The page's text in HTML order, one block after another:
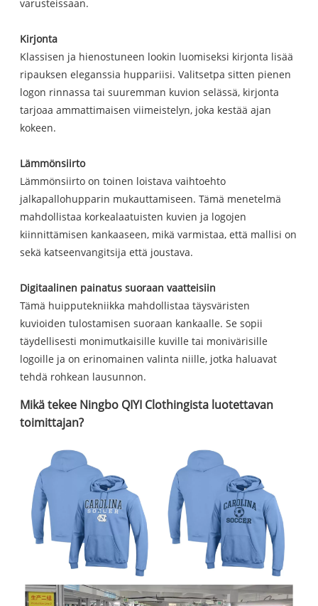
varusteissaan.
Kirjonta
Klassisen ja hienostuneen lookin luomiseksi kirjonta lisää
ripauksen eleganssia huppariisi. Valitsetpa sitten pienen
logon rinnassa tai suuremman kuvion selässä, kirjonta
tarjoaa ammattimaisen viimeistelyn, joka kestää ajan
kokeen.
Lämmönsiirto
Lämmönsiirto on toinen loistava vaihtoehto
jalkapallohupparin mukauttamiseen. Tämä menetelmä
mahdollistaa korkealaatuisten kuvien ja logojen
kiinnittämisen kankaaseen, mikä varmistaa, että mallisi on
sekä katseenvangitsija että joustava.
Digitaalinen painatus suoraan vaatteisiin
Tämä huipputekniikka mahdollistaa täysväristen
kuvioiden tulostamisen suoraan kankaalle. Se sopii
täydellisesti monimutkaisille kuville tai monivärisille
logoille ja on erinomainen valinta niille, jotka haluavat
tehdä rohkean lausunnon.
Mikä tekee Ningbo QIYI Clothingista luotettavan
toimittajan?